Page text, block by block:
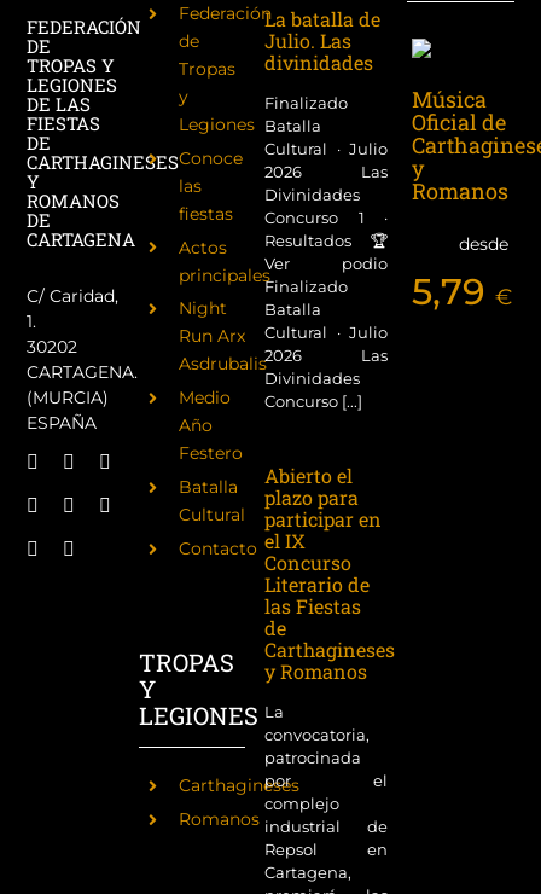
FEDERACIÓN
DE
TROPAS Y
LEGIONES
DE LAS
FIESTAS
DE
CARTHAGINESES
Y
ROMANOS
DE
CARTAGENA
C/ Caridad,
1.
30202
CARTAGENA.
(MURCIA)
ESPAÑA
Federación
de
Tropas
y
Legiones
Conoce
las
fiestas
Actos
principales
Night
Run Arx
Asdrubalis
Medio
Año
Festero
Batalla
Cultural
Contacto
TROPAS
Y
LEGIONES
Carthagineses
Romanos
La batalla de
Julio. Las
divinidades
Finalizado
Batalla
Cultural · Julio
2026 Las
Divinidades
Concurso 1 ·
Resultados 🏆
Ver podio
Finalizado
Batalla
Cultural · Julio
2026 Las
Divinidades
Concurso [...]
Abierto el
plazo para
participar en
el IX
Concurso
Literario de
las Fiestas
de
Carthagineses
y Romanos
La
convocatoria,
patrocinada
por el
complejo
industrial de
Repsol en
Cartagena,
Música
Oficial de
y
Romanos
desde
5,79€